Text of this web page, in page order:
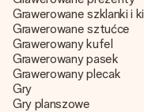
Grawerowane szklanki i
Grawerowane sztućce
Grawerowany kufel
Grawerowany pasek
Grawerowany plecak
Gry
Gry planszowe